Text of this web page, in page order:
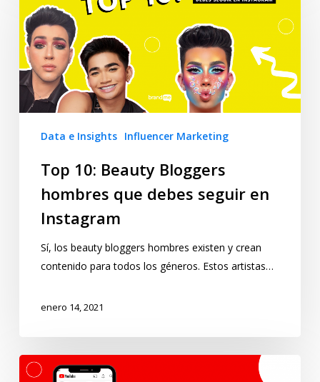
Data e Insights Influencer Marketing
Top 10: Beauty Bloggers
hombres que debes seguir en
Instagram
Sí, los beauty bloggers hombres existen y crean
contenido para todos los géneros. Estos artistas…
enero 14, 2021